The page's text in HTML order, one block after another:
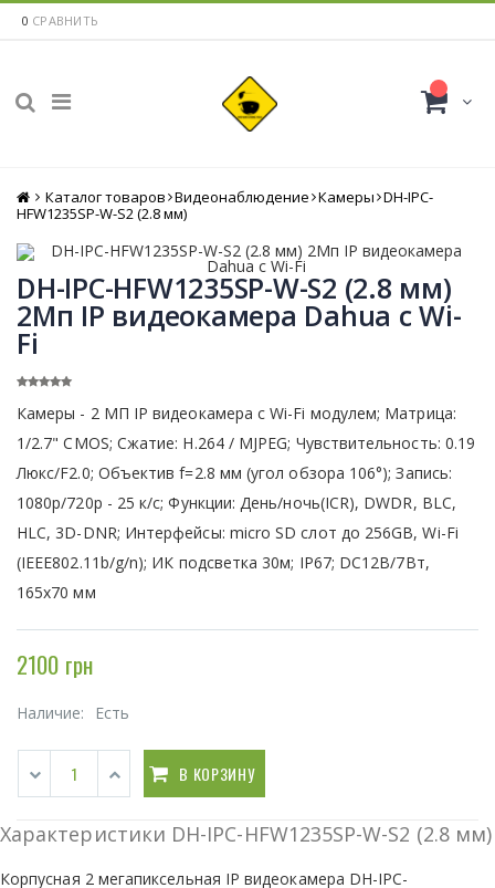
0 СРАВНИТЬ
Главная
Каталог товаров Видеонаблюдение Камеры DH-IPC-
HFW1235SP-W-S2 (2.8 мм)
DH-IPC-HFW1235SP-W-S2 (2.8 мм)
2Mп IP видеокамера Dahua c Wi-
Fi
Камеры - 2 МП IP видеокамера с Wi-Fi модулем; Матрица:
1/2.7" CMOS; Сжатие: H.264 / MJPEG; Чувствительность: 0.19
Люкс/F2.0; Объектив f=2.8 мм (угол обзора 106°); Запись:
1080p/720р - 25 к/с; Функции: День/ночь(ICR), DWDR, BLC,
HLC, 3D-DNR; Интерфейсы: micro SD слот до 256GB, Wi-Fi
(IEEE802.11b/g/n); ИК подсветка 30м; IP67; DC12В/7Вт,
165х70 мм
2100 грн
Наличие: Есть
В КОРЗИНУ
Характеристики DH-IPC-HFW1235SP-W-S2 (2.8 мм)
Корпусная 2 мегапиксельная IP видеокамера DH-IPC-